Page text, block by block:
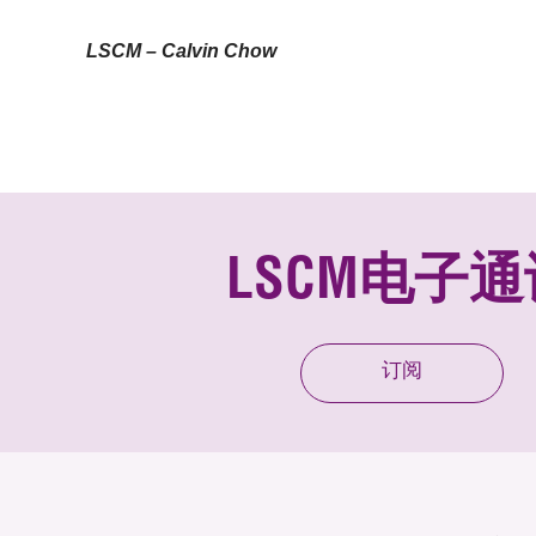
LSCM – Calvin Chow
LSCM电子
订阅